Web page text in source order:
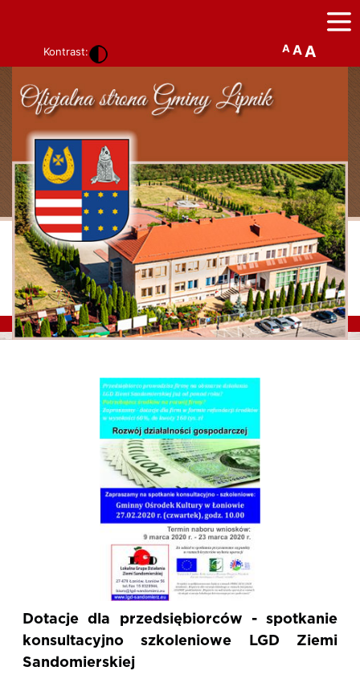
Kontrast: A AA
Dotacje dla przedsiębiorców - spotkanie
konsultacyjno szkoleniowe LGD Ziemi
Sandomierskiej